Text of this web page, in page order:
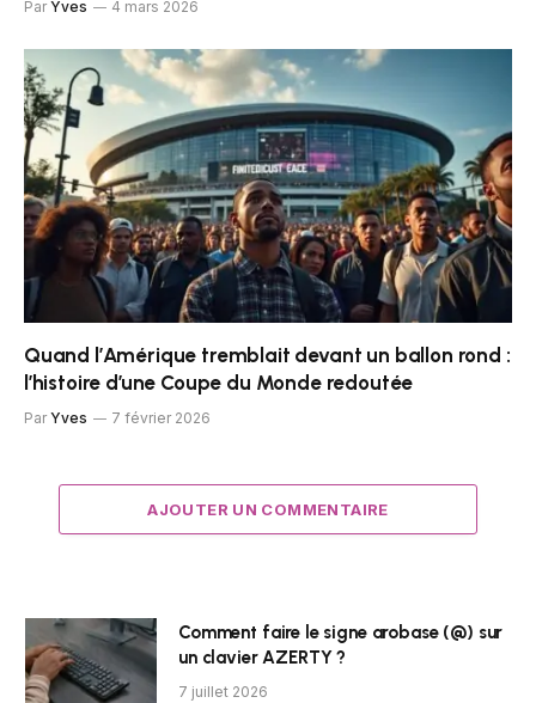
Par Yves 4 mars 2026
Quand l’Amérique tremblait devant un ballon rond :
l’histoire d’une Coupe du Monde redoutée
Par Yves 7 février 2026
AJOUTER UN COMMENTAIRE
Comment faire le signe arobase (@) sur
un clavier AZERTY ?
7 juillet 2026